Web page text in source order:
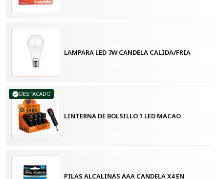
LAMPARA LED 7W CANDELA CALIDA/FRIA
DESTACADO
LINTERNA DE BOLSILLO 1 LED MACAO
PILAS ALCALINAS AAA CANDELA X4 EN